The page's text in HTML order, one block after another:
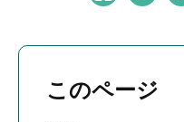
このページ